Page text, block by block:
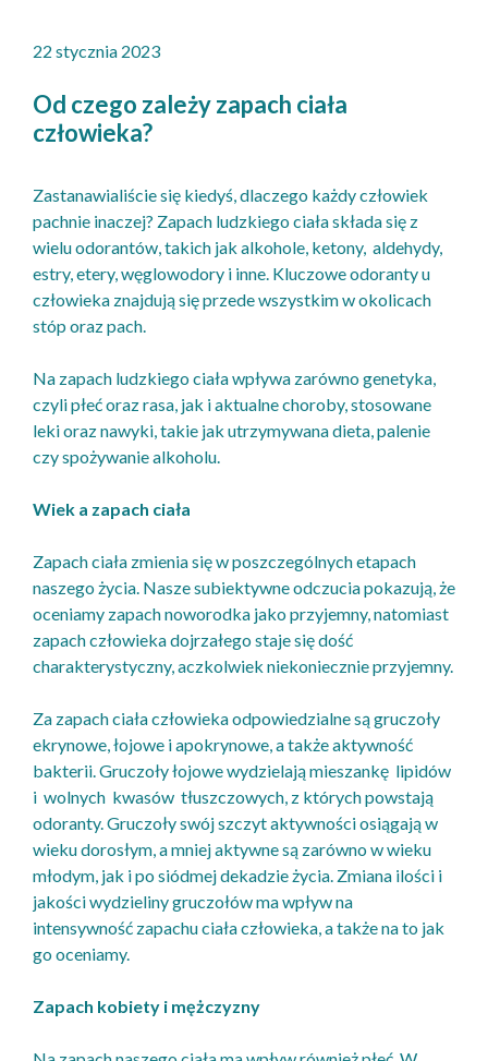
Od czego zależy zapach ciała
człowieka?
22 stycznia 2023
Zastanawialiście się kiedyś, dlaczego każdy człowiek
pachnie inaczej? Zapach ludzkiego ciała składa się z
wielu odorantów, takich jak alkohole, ketony, aldehydy,
estry, etery, węglowodory i inne. Kluczowe odoranty u
człowieka znajdują się przede wszystkim w okolicach
stóp oraz pach.
Na zapach ludzkiego ciała wpływa zarówno genetyka,
czyli płeć oraz rasa, jak i aktualne choroby, stosowane
leki oraz nawyki, takie jak utrzymywana dieta, palenie
czy spożywanie alkoholu.
Wiek a zapach ciała
Zapach ciała zmienia się w poszczególnych etapach
naszego życia. Nasze subiektywne odczucia pokazują, że
oceniamy zapach noworodka jako przyjemny, natomiast
zapach człowieka dojrzałego staje się dość
charakterystyczny, aczkolwiek niekoniecznie przyjemny.
Za zapach ciała człowieka odpowiedzialne są gruczoły
ekrynowe, łojowe i apokrynowe, a także aktywność
bakterii. Gruczoły łojowe wydzielają mieszankę lipidów
i wolnych kwasów tłuszczowych, z których powstają
odoranty. Gruczoły swój szczyt aktywności osiągają w
wieku dorosłym, a mniej aktywne są zarówno w wieku
młodym, jak i po siódmej dekadzie życia. Zmiana ilości i
jakości wydzieliny gruczołów ma wpływ na
intensywność zapachu ciała człowieka, a także na to jak
go oceniamy.
Zapach kobiety i mężczyzny